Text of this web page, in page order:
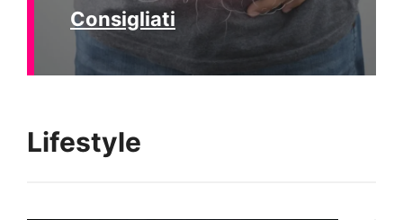
Consigliati
Lifestyle